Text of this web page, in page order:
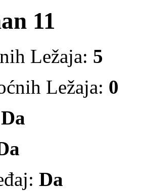
11
Ležaja: 5
Ležaja: 0
Da
Da